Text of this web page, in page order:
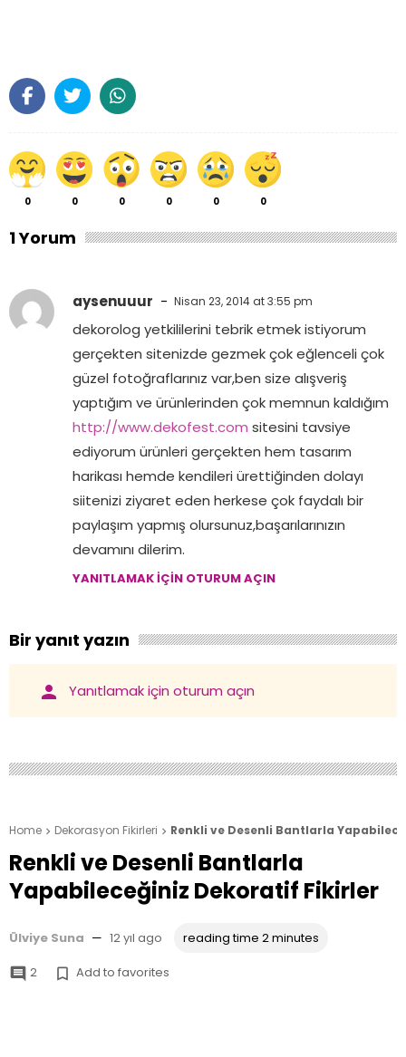
0 0 0 0 0 0
1 Yorum
aysenuuur - Nisan 23, 2014 at 3:55 pm
dekorolog yetkililerini tebrik etmek istiyorum
gerçekten sitenizde gezmek çok eğlenceli çok
güzel fotoğraflarınız var,ben size alışveriş
yaptığım ve ürünlerinden çok memnun kaldığım
http://www.dekofest.com sitesini tavsiye
ediyorum ürünleri gerçekten hem tasarım
harikası hemde kendileri ürettiğinden dolayı
siitenizi ziyaret eden herkese çok faydalı bir
paylaşım yapmış olursunuz,başarılarınızın
devamını dilerim.
YANITLAMAK IÇIN OTURUM AÇIN
Bir yanıt yazın
person Yanıtlamak için oturum açın
Home  Dekorasyon Fikirleri  Renkli ve Desenli Bantlarla
Renkli ve Desenli Bantlarla
Yapabileceğiniz Dekoratif Fikirler
Ülviye Suna — 12 yıl ago reading time 2 minutes
 2  Add to favorites